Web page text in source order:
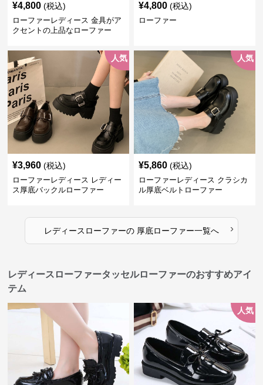
¥4,800 (税込)
ローファーレディース 金具がア
クセントの上品なローファー
¥4,800 (税込)
ローファー
人気
¥3,960 (税込)
ローファーレディース レディー
ス厚底バックルローファー
人気
¥5,860 (税込)
ローファーレディース クラシカ
ル厚底ベルトローファー
レディースローファーの厚底ローファー一覧へ ›
レディースローファータッセルローファーのおすすめアイ
テム
人気